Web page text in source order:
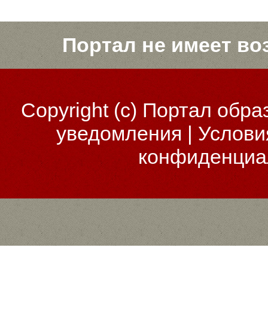
Портал не имеет
Copyright (c)Портал
уведомления |